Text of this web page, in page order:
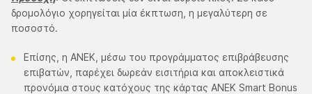
δρομολόγιο χορηγείται μία έκπτωση, η μεγαλύτερη σε
ποσοστό.
Επίσης, η ΑΝΕΚ, μέσω του προγράμματος επιβράβευσης
επιβατών, παρέχει δωρεάν εισιτήρια και αποκλειστικά
προνόμια στους κατόχους της κάρτας ΑΝΕΚ Smart Bonus